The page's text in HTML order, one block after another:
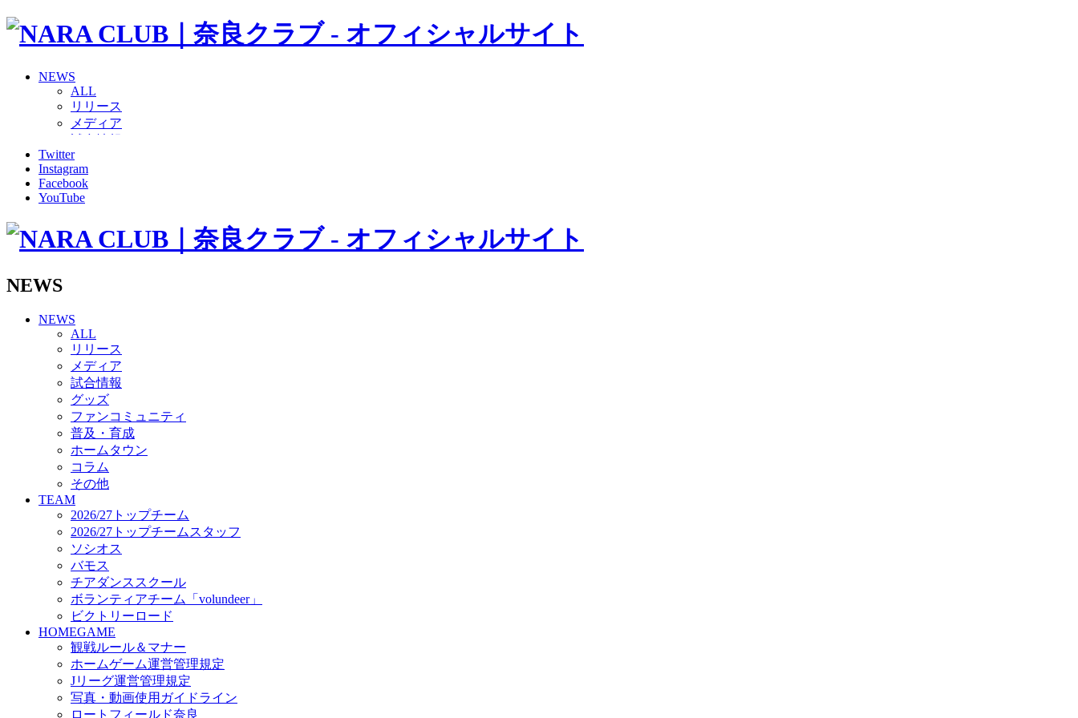
NEWS
ALL
リリース
メディア
グッズ
ファンコミュニティ
普及・育成
ホームタウン
その他
バモス
チアダンススクール
ボランティアチーム「volundeer」
ビクトリーロード
HOMEGAME
観戦ルール＆マナー
ホームゲーム運営管理規定
Jリーグ運営管理規定
写真・動画使用ガイドライン
ロートフィールド奈良
SCHEDULE
2026/27
練習見学時のファンサービスについて
TICKET
奈良クラブ明治安田J3リーグ2026/27シーズン試合観戦チケット
奈良クラブ明治安田Ｊ3リーグ 2026/27シーズン「鹿パス」
観戦ルール＆マナー
FANCOMMUNITY
2026/27ファンコミュニティ
サポートショップ
GOODS
オフィシャルストア（実店舗）
オンラインストア
ACADEMY
アカデミーについて
Twitter
Instagram
Facebook
YouTube
NEWS
NEWS
ALL
リリース
メディア
試合情報
グッズ
ファンコミュニティ
普及・育成
ホームタウン
コラム
その他
TEAM
2026/27トップチーム
2026/27トップチームスタッフ
ソシオス
バモス
チアダンススクール
ボランティアチーム「volundeer」
ビクトリーロード
HOMEGAME
観戦ルール＆マナー
ホームゲーム運営管理規定
Jリーグ運営管理規定
写真・動画使用ガイドライン
ロートフィールド奈良